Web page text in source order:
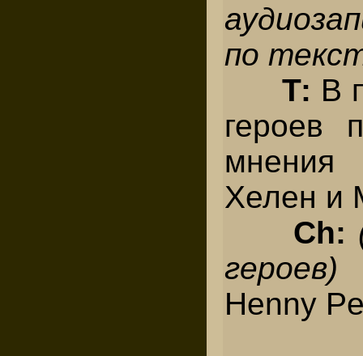
по
Т: В
героев
Хелен и
Ch:
героев)
Henny